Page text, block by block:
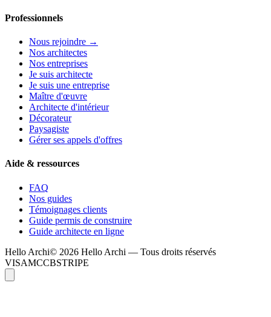
Professionnels
Nous rejoindre →
Nos architectes
Nos entreprises
Je suis architecte
Je suis une entreprise
Maître d'œuvre
Architecte d'intérieur
Décorateur
Paysagiste
Gérer ses appels d'offres
Aide & ressources
FAQ
Nos guides
Témoignages clients
Guide permis de construire
Guide architecte en ligne
Hello Archi© 2026 Hello Archi — Tous droits réservés
VISAMCCBSTRIPE